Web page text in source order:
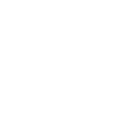
la toile. ART PRO vous
de conserver votre dessin
qu'il soit modifié par le
de la résine. Grâce à la
spéciale les couches de
ne se dilatent pas et ne se
pas (sauf si vous
volontairement), en
fidèlement votre idée